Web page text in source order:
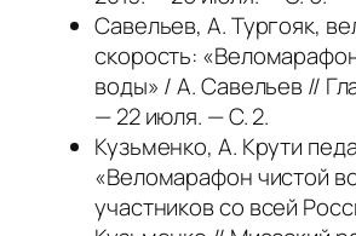
Савельев, А. Тургояк,
скорость:
воды» / А. Савельев //
— 22 июля. — С. 2.
Кузьменко, А. Крути
«Веломарафон чистой
участников со всей